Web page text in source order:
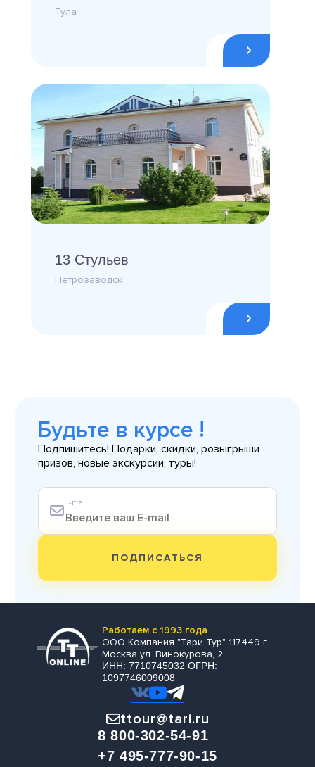
Тула
13 Стульев
Петрозаводск
Будьте в курсе !
Подпишитесь! Подарки, скидки, розыгрыши
призов, новые экскурсии, туры!
E-mail
ПОДПИСАТЬСЯ
Работаем с 1993 года
ООО Компания "Тари Тур" 117449 г.
Москва ул. Винокурова, 2
ИНН: 7710745032 ОГРН:
1097746009008
ttour@tari.ru
8 800-302-54-91
+7 495-777-90-15